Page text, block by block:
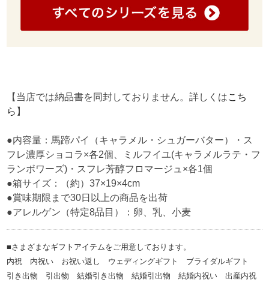
【当店では納品書を同封しておりません。詳しくはこち
ら 】
●内容量：馬蹄パイ（キャラメル・シュガーバター）・ス
フレ濃厚ショコラ×各2個、ミルフイユ(キャラメルラテ・フ
ランボワーズ)・スフレ芳醇フロマージュ×各1個
●箱サイズ：（約）37×19×4cm
●賞味期限まで30日以上の商品を出荷
●アレルゲン（特定8品目）：卵、乳、小麦
■さまざまなギフトアイテムをご用意しております。
内祝 内祝い お祝い返し ウェディングギフト ブライダルギフト
引き出物 引出物 結婚引き出物 結婚引出物 結婚内祝い 出産内祝